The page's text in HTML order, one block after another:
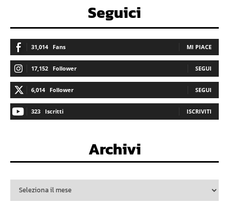
Seguici
31,014 Fans MI PIACE
17,152 Follower SEGUI
6,014 Follower SEGUI
323 Iscritti ISCRIVITI
Archivi